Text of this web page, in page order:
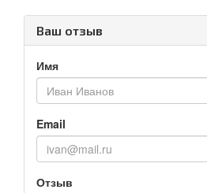
Ваш отзыв
Имя
Email
Отзыв